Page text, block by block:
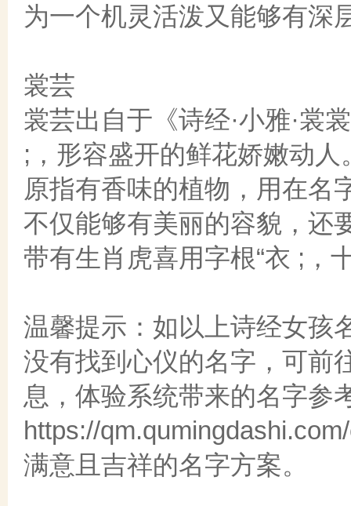
为一个机灵活泼又能够有深
裳芸
裳芸出自于《诗经·小雅·裳
;，形容盛开的鲜花娇嫩动
原指有香味的植物，用在名
不仅能够有美丽的容貌，还
带有生肖虎喜用字根“衣 ;，
温馨提示：如以上诗经女孩
没有找到心仪的名字，可前
息，体验系统带来的名字参
https://
满意且吉祥的名字方案。